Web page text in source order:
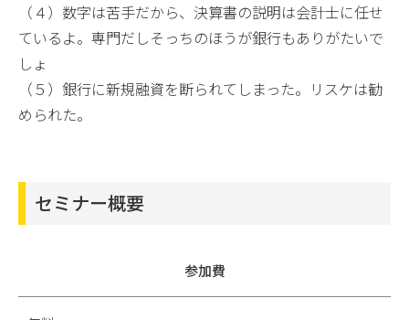
（４）数字は苦手だから、決算書の説明は会計士に任せ
ているよ。専門だしそっちのほうが銀行もありがたいで
しょ
（５）銀行に新規融資を断られてしまった。リスケは勧
められた。
セミナー概要
参加費